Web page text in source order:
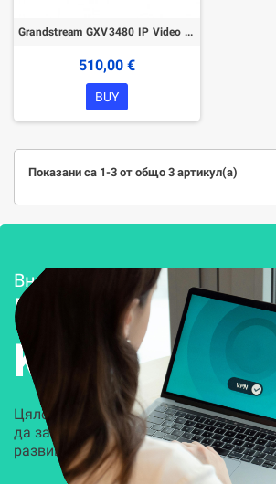
Grandstream GXV3480 IP Video Phone
510,00 €
BUY
Показани са 1-3 от общо 3 артикул(а)
Внедряване и поддръжка
Решения за
Цялостни, задвижвани от AI
да защитят всеки слой на вашата
развиващите се киберзаплахи.